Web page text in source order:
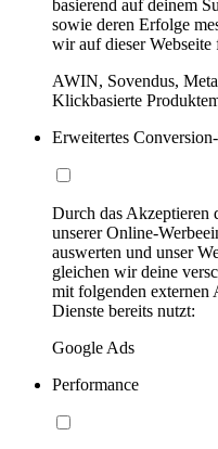
basierend auf deinem
sowie deren Erfolge
wir auf dieser
AWIN, Sovendus,
Klickbasierte
Erweitertes
Durch das Akzeptieren
unserer Online-
auswerten und unser
gleichen wir deine
mit folgenden externen
Dienste bereits nutzt:
Google Ads
Performance